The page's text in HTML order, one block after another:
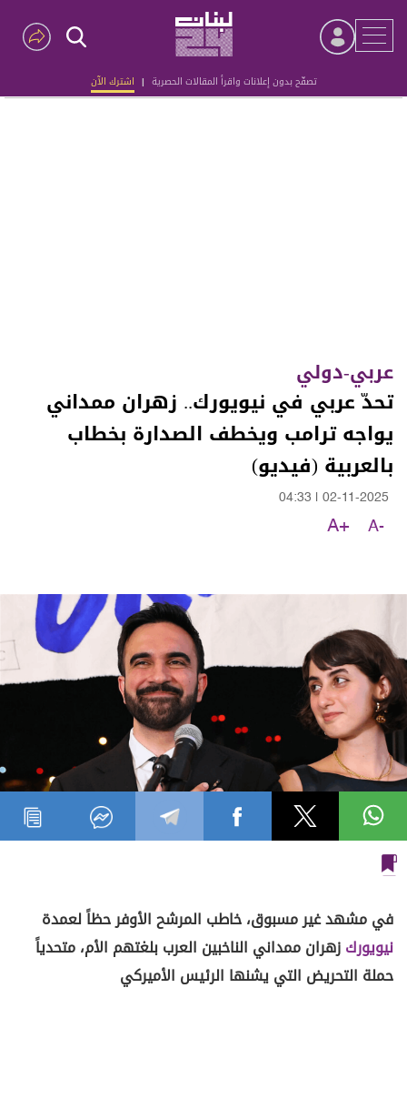
تصفّح بدون إعلانات واقرأ المقالات الحصرية | اشترك الآن
Advertisement
عربي-دولي
تحدّ عربي في نيويورك.. زهران ممداني
يواجه ترامب ويخطف الصدارة بخطاب
بالعربية (فيديو)
02-11-2025
04:33
A-
A+
في مشهد غير مسبوق، خاطب المرشح الأوفر حظاً لعمدة
نيويوركزهران ممداني الناخبين العرب بلغتهم الأم، متحدياً
حملة التحريض التي يشنها الرئيس الأميركي